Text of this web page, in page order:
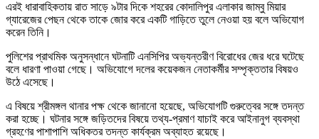
এরই ধারাবাহিকতায় রাত সাড়ে ৯টার দিকে শহরের কোদালিপুর এলাকার জাম্বু মিয়ার
গ্যারেজের পেছন থেকে তাকে জোর করে একটি গাড়িতে তুলে নেওয়া হয় বলে অভিযোগ
করেন তিনি।
পুলিশের প্রাথমিক অনুসন্ধানে ঘটনাটি এনসিপির অভ্যন্তরীণ বিরোধের জের ধরে ঘটেছে
বলে ধারণা পাওয়া গেছে। অভিযোগে দলের কয়েকজন নেতাকর্মীর সম্পৃক্ততার বিষয়ও
উঠে এসেছে।
এ বিষয়ে শ্রীমঙ্গল থানার পক্ষ থেকে জানানো হয়েছে, অভিযোগটি গুরুত্বের সঙ্গে তদন্ত
করা হচ্ছে। ঘটনার সঙ্গে জড়িতদের বিষয়ে তথ্য-প্রমাণ যাচাই করে আইনানুগ ব্যবস্থা
গ্রহণের পাশাপাশি অধিকতর তদন্ত কার্যক্রম অব্যাহত রয়েছে।